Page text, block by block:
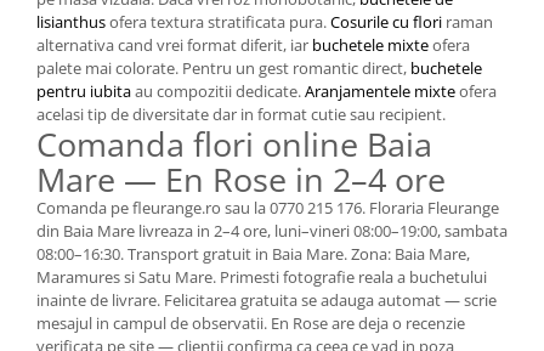
lisianthusofera textura stratificata pura.Cosurile cu flori raman
alternativa cand vrei format diferit, iar buchetele mixteofera
palete mai colorate. Pentru un gest romantic direct, buchetele
pentru iubitaau compozitii dedicate.Aranjamentele mixteofera
acelasi tip de diversitate dar in format cutie sau recipient.
Comanda flori online Baia
Mare — En Rose in 2–4 ore
Comanda pe fleurange.ro sau la 0770 215 176. Floraria Fleurange
din Baia Mare livreaza in 2–4 ore, luni–vineri 08:00–19:00, sambata
08:00–16:30. Transport gratuit in Baia Mare. Zona: Baia Mare,
Maramures si Satu Mare. Primesti fotografie reala a buchetului
inainte de livrare. Felicitarea gratuita se adauga automat — scrie
mesajul in campul de observatii. En Rose are deja o recenzie
verificata pe site — clientii confirma ca ceea ce vad in poza